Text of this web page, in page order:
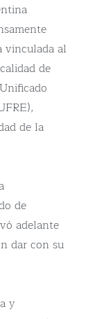
vinculada al
de
de la
de
adelante
dar con su
y